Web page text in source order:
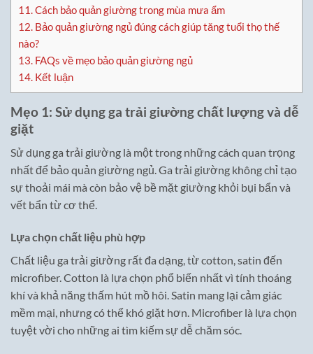
11.Cách bảo quản giường trong mùa mưa ẩm
12. Bảo quản giường ngủ đúng cách giúp tăng tuổi thọ thế
nào?
13. FAQs về mẹo bảo quản giường ngủ
14. Kết luận
Mẹo 1: Sử dụng ga trải giường chất lượng và dễ
giặt
Sử dụng ga trải giường là một trong những cách quan trọng
nhất để bảo quản giường ngủ. Ga trải giường không chỉ tạo
sự thoải mái mà còn bảo vệ bề mặt giường khỏi bụi bẩn và
vết bẩn từ cơ thể.
Lựa chọn chất liệu phù hợp
Chất liệu ga trải giường rất đa dạng, từ cotton, satin đến
microfiber. Cotton là lựa chọn phổ biến nhất vì tính thoáng
khí và khả năng thấm hút mồ hôi. Satin mang lại cảm giác
mềm mại, nhưng có thể khó giặt hơn. Microfiber là lựa chọn
tuyệt vời cho những ai tìm kiếm sự dễ chăm sóc.